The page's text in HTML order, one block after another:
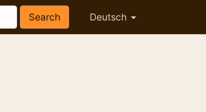
Deutsch
Search